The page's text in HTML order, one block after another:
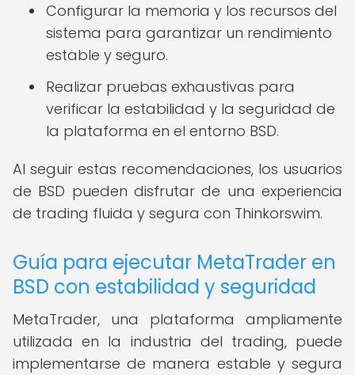
Configurar la memoria y los recursos del
sistema para garantizar un rendimiento
estable y seguro.
Realizar pruebas exhaustivas para
verificar la estabilidad y la seguridad de
la plataforma en el entorno BSD.
Al seguir estas recomendaciones, los usuarios
de BSD pueden disfrutar de una experiencia
de trading fluida y segura con Thinkorswim.
Guía para ejecutar MetaTrader en
BSD con estabilidad y seguridad
MetaTrader, una plataforma ampliamente
utilizada en la industria del trading, puede
implementarse de manera estable y segura